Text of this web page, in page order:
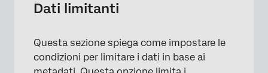
Dati limitanti
Questa sezione spiega come impostare le
condizioni per limitare i dati in base ai